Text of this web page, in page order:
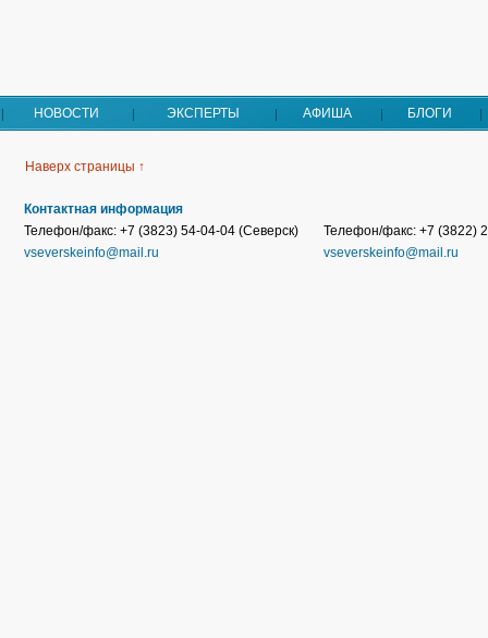
НОВОСТИ ЭКСПЕРТЫ АФИША БЛОГИ
Наверх страницы ↑
Контактная информация
Телефон/факс: +7 (3823) 54-04-04 (Северск)
vseverskeinfo@mail.ru
Телефон/факс: +7 (3822)
vseverskeinfo@mail.ru